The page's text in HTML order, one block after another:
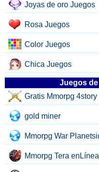
Joyas de oro Juegos
Rosa Juegos
Color Juegos
Chica Juegos
Juegos de
Gratis Mmorpg 4story
gold miner
Mmorpg War
Mmorpg Tera enLínea